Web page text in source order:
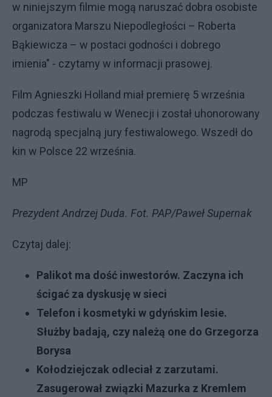
w niniejszym filmie mogą naruszać dobra osobiste
organizatora Marszu Niepodległości – Roberta
Bąkiewicza – w postaci godności i dobrego
imienia" - czytamy w informacji prasowej.
Film Agnieszki Holland miał premierę 5 września
podczas festiwalu w Wenecji i został uhonorowany
nagrodą specjalną jury festiwalowego. Wszedł do
kin w Polsce 22 września.
MP
Prezydent Andrzej Duda. Fot. PAP/Paweł Supernak
Czytaj dalej:
Palikot ma dość inwestorów. Zaczyna ich
ścigać za dyskusję w sieci
Telefon i kosmetyki w gdyńskim lesie.
Służby badają, czy należą one do Grzegorza
Borysa
Kołodziejczak odleciał z zarzutami.
Zasugerował związki Mazurka z Kremlem